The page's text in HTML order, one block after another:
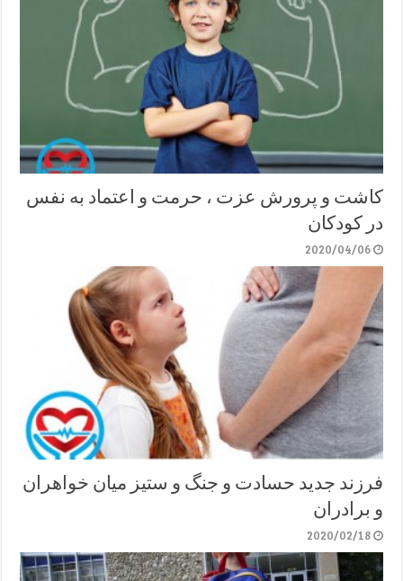
کاشت و پرورش عزت ، حرمت و اعتماد به نفس
در کودکان
2020/04/06
فرزند جدید حسادت و جنگ و ستیز میان خواهران
و برادران
2020/02/18